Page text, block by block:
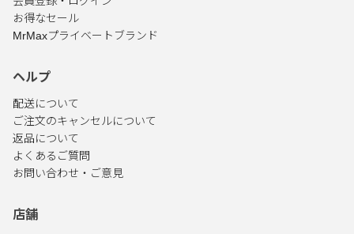
お得なセール
MrMaxプライベートブランド
ヘルプ
配送について
ご注文のキャンセルについて
返品について
よくあるご質問
お問い合わせ・ご意見
店舗